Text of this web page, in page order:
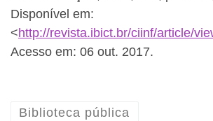
Disponível em:
<http://revista.ibict.br/ciinf/article/
Acesso em: 06 out. 2017.
Biblioteca pública